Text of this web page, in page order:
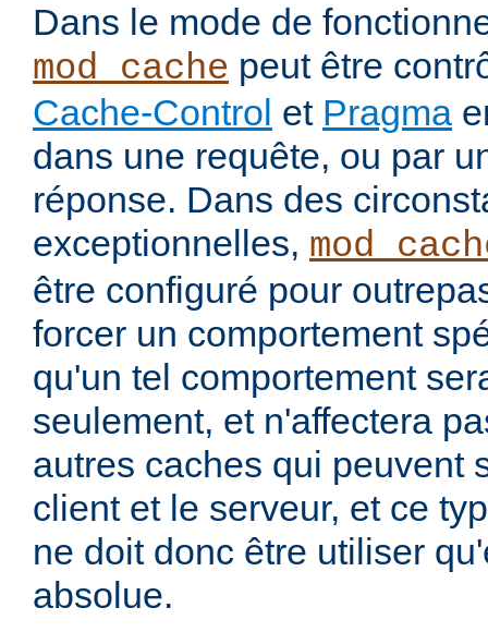
Dans le mode de
mod_cache peut être
Cache-Control et Pragma
dans une requête, ou par
réponse. Dans des
exceptionnelles,
être configuré pour
forcer un comportement
qu'un tel comportement
seulement, et n'affectera
autres caches qui peuvent
client et le serveur, et ce
ne doit donc être utiliser
absolue.